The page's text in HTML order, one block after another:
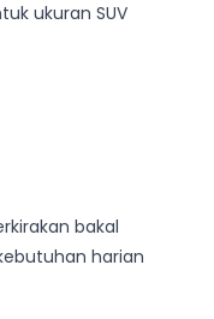
ukuran SUV
bakal
harian